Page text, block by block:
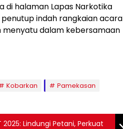
di halaman Lapas Narkotika
indah rangkaian acara
dalam kebersamaan
Kobarkan
Pamekasan
Lindungi Petani, Perkuat